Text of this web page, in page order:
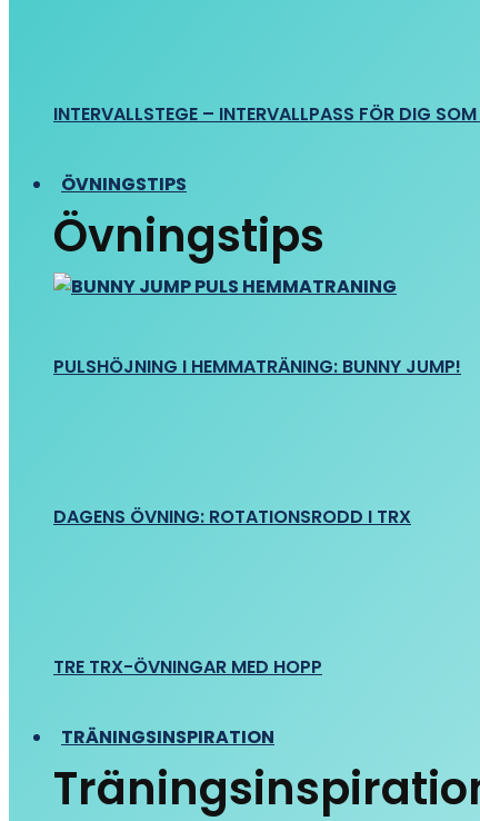
INTERVALLSTEGE – INTERVALLPASS FÖR DIG
ÖVNINGSTIPS
Övningstips
PULSHÖJNING I HEMMATRÄNING: BUNNY JUMP!
DAGENS ÖVNING: ROTATIONSRODD I TRX
TRE TRX-ÖVNINGAR MED HOPP
TRÄNINGSINSPIRATION